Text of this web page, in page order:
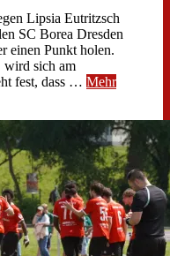
Lipsia Eutritzsch
SC Borea Dresden
einen Punkt holen.
wird sich am
fest, dass … Mehr